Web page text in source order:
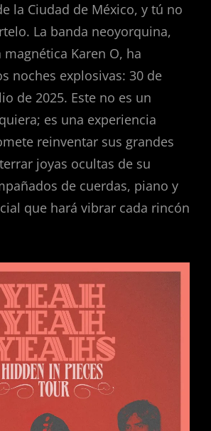
la Ciudad de México, y tú no
La banda neoyorquina,
Karen O, ha
noches explosivas: 30 de
de 2025. Este no es un
es una experiencia
reinventar sus grandes
joyas ocultas de su
de cuerdas, piano y
que hará vibrar cada rincón